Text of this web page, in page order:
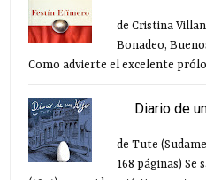
de Cristina
Bonadeo,
Como advierte el excelente
Diario de
de Tute
168 páginas) Se